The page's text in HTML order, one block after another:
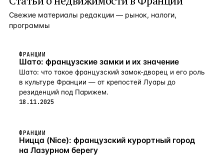
Свежие материалы редакции — рынок, налоги,
программы
ФРАНЦИИ
Шато: французские замки и их значение
Шато: что такое французский замок-дворец и его роль
в культуре Франции — от крепостей Луары до
резиденций под Парижем.
18.11.2025
ФРАНЦИИ
Ницца (Nice): французский курортный город
на Лазурном берегу